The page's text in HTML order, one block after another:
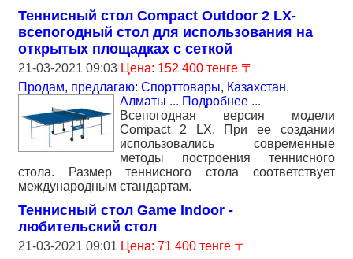
Теннисный стол Compact Outdoor 2 LX-
всепогодный стол для использования на
открытых площадках с сеткой
21-03-2021 09:03 Цена: 152 400 тенге 〒
Продам, предлагаю: Спорттовары, Казахстан,
Алматы ... Подробнее ...
Всепогодная версия модели
Compact 2 LX. При ее создании
использовались современные
методы построения теннисного
стола. Размер теннисного стола соответствует
международным стандартам.
Теннисный стол Game Indoor -
любительский стол
21-03-2021 09:01 Цена: 71 400 тенге 〒